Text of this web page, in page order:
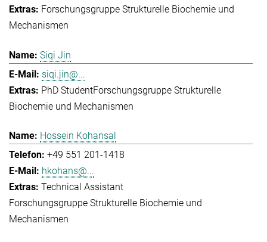
Forschungsgruppe Strukturelle Biochemie und
Mechanismen
Siqi Jin
siqi.jin@...
PhD StudentForschungsgruppe Strukturelle
Biochemie und Mechanismen
Hossein Kohansal
+49 551 201-1418
hkohans@...
Technical Assistant
Forschungsgruppe Strukturelle Biochemie und
Mechanismen